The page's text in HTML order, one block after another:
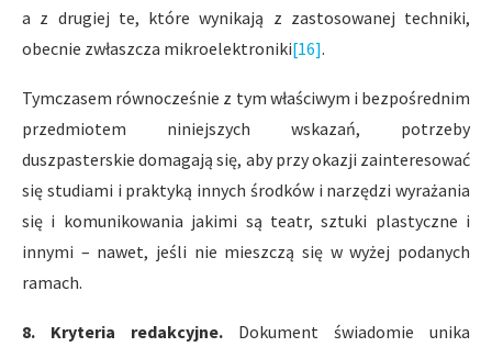
a z drugiej te, które wynikają z zastosowanej techniki,
obecnie zwłaszcza mikroelektroniki[16].
Tymczasem równocześnie z tym właściwym i bezpośrednim
przedmiotem niniejszych wskazań, potrzeby
duszpasterskie domagają się, aby przy okazji zainteresować
się studiami i praktyką innych środków i narzędzi wyrażania
się i komunikowania jakimi są teatr, sztuki plastyczne i
innymi – nawet, jeśli nie mieszczą się w wyżej podanych
ramach.
8. Kryteria redakcyjne. Dokument świadomie unika